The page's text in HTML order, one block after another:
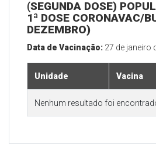
(SEGUNDA DOSE)
1ª DOSE CORONAVAC/
DEZEMBRO)
Data de Vacinação: 27 de janeiro
Unidade Vacina
Nenhum resultado foi